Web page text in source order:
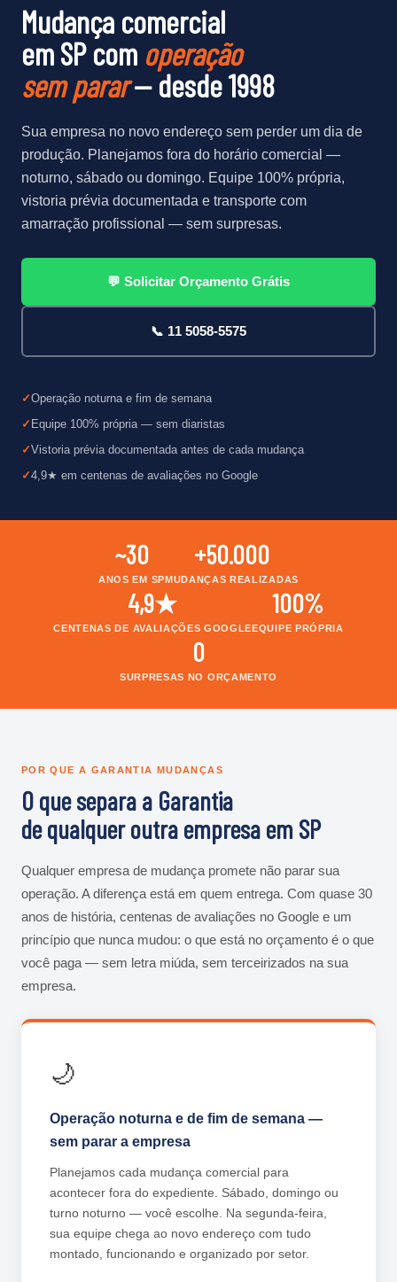
Mudança comercial
em SP com operação
sem parar— desde 1998
Sua empresa no novo endereço sem perder um dia de
produção. Planejamos fora do horário comercial —
noturno, sábado ou domingo. Equipe 100% própria,
vistoria prévia documentada e transporte com
amarração profissional — sem surpresas.
💬 Solicitar Orçamento Grátis
📞 11 5058-5575
Operação noturna e fim de semana
Equipe 100% própria — sem diaristas
Vistoria prévia documentada antes de cada mudança
4,9★ em centenas de avaliações no Google
~30
ANOS EM SP
+50.000
MUDANÇAS REALIZADAS
4,9★
CENTENAS DE AVALIAÇÕES GOOGLE
100%
EQUIPE PRÓPRIA
0
SURPRESAS NO ORÇAMENTO
POR QUE A GARANTIA MUDANÇAS
O que separa a Garantia
de qualquer outra empresa em SP
Qualquer empresa de mudança promete não parar sua
operação. A diferença está em quem entrega. Com quase 30
anos de história, centenas de avaliações no Google e um
princípio que nunca mudou: o que está no orçamento é o que
você paga — sem letra miúda, sem terceirizados na sua
empresa.
🌙
Operação noturna e de fim de semana —
sem parar a empresa
Planejamos cada mudança comercial para
acontecer fora do expediente. Sábado, domingo ou
turno noturno — você escolhe. Na segunda-feira,
sua equipe chega ao novo endereço com tudo
montado, funcionando e organizado por setor.